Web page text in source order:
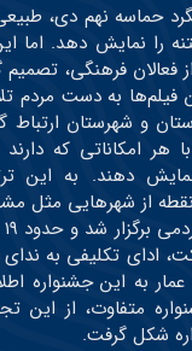
سالگرد حماسه نهم دی،
را نمایش دهد. اما
فعالان فرهنگی، تصمیم
فیلم‌ها به دست مردم
و شهرستان ارتباط
هر امکاناتی که
دهند. به این
جشنواره در حدود ۳۰ نقطه از
ادای تکلیفی به
به این جشنواره
متفاوت، از این
شکل گرفت.